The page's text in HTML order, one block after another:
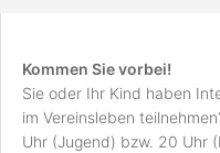
Kommen Sie vorbei!
Sie oder Ihr Kind haben
im Vereinsleben
Uhr (Jugend) bzw. 20 Uhr